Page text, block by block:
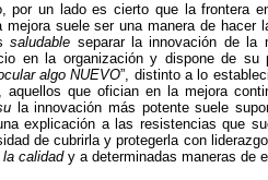
por un lado es cierto que la frontera
mejora suele ser una manera de hacer
saludable separar la innovación de la
en la organización y dispone de su
algo NUEVO”, distinto a lo
aquellos que ofician en la mejora
la innovación más potente suele
explicación a las resistencias que
de cubrirla y protegerla con
la calidady a determinadas maneras de